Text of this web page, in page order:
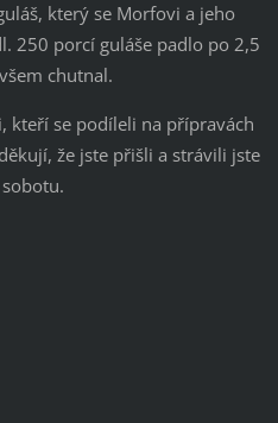
který se Morfovi a jeho
250 porcí guláše padlo po 2,5
chutnal.
kteří se podíleli na přípravách
že jste přišli a strávili jste